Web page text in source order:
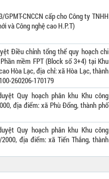
CNCCN cấp cho Công ty TNHH
và Công nghệ cao H.P.T)
Điều chỉnh tổng thể quy hoạch chi
mềm FPT (Block số 3+4) tại Khu
Hòa Lạc, địa chỉ: xã Hòa Lạc, thành
260206-170179
Quy hoạch phân khu Khu công
địa điểm: xã Phù Đổng, thành phố
Quy hoạch phân khu Khu công
địa điểm: xã Tiến Thắng, thành